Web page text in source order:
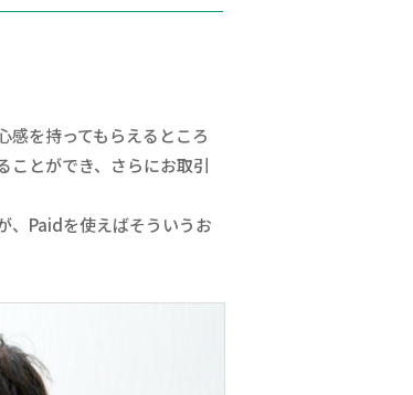
感を持ってもらえるところ
ことができ、さらにお取引
、Paidを使えばそういうお